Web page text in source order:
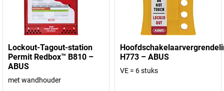
Lockout-Tagout-station
Permit Redbox™ B810 –
ABUS
met wandhouder
H773 – ABUS
VE = 6 stuks